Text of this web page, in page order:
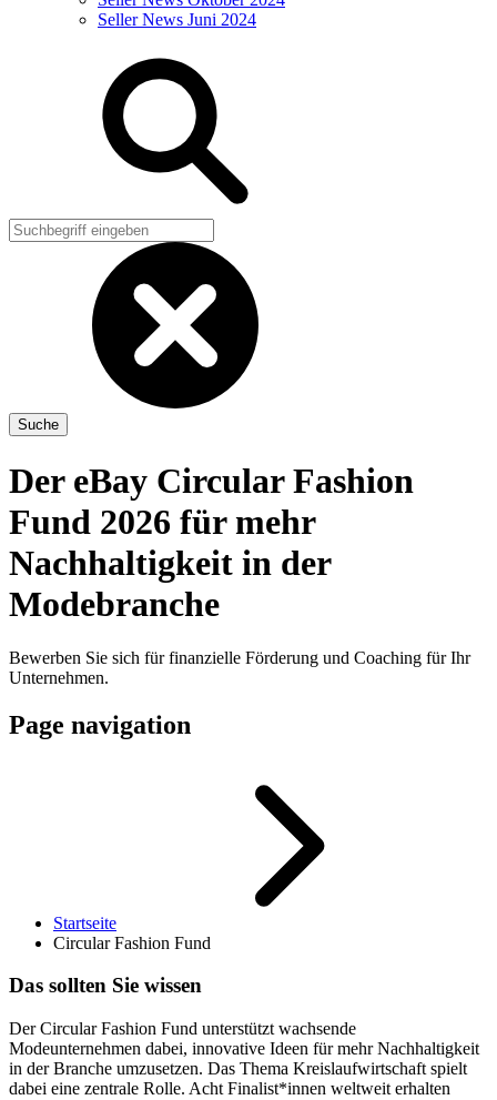
Seller News Juni 2024
Der eBay Circular Fashion
Fund 2026 für mehr
Nachhaltigkeit in der
Modebranche
Bewerben Sie sich für finanzielle Förderung und Coaching für Ihr
Unternehmen.
Page navigation
Startseite
Circular Fashion Fund
Das sollten Sie wissen
Der Circular Fashion Fund unterstützt wachsende
Modeunternehmen dabei, innovative Ideen für mehr Nachhaltigkeit
in der Branche umzusetzen. Das Thema Kreislaufwirtschaft spielt
dabei eine zentrale Rolle. Acht Finalist*innen weltweit erhalten